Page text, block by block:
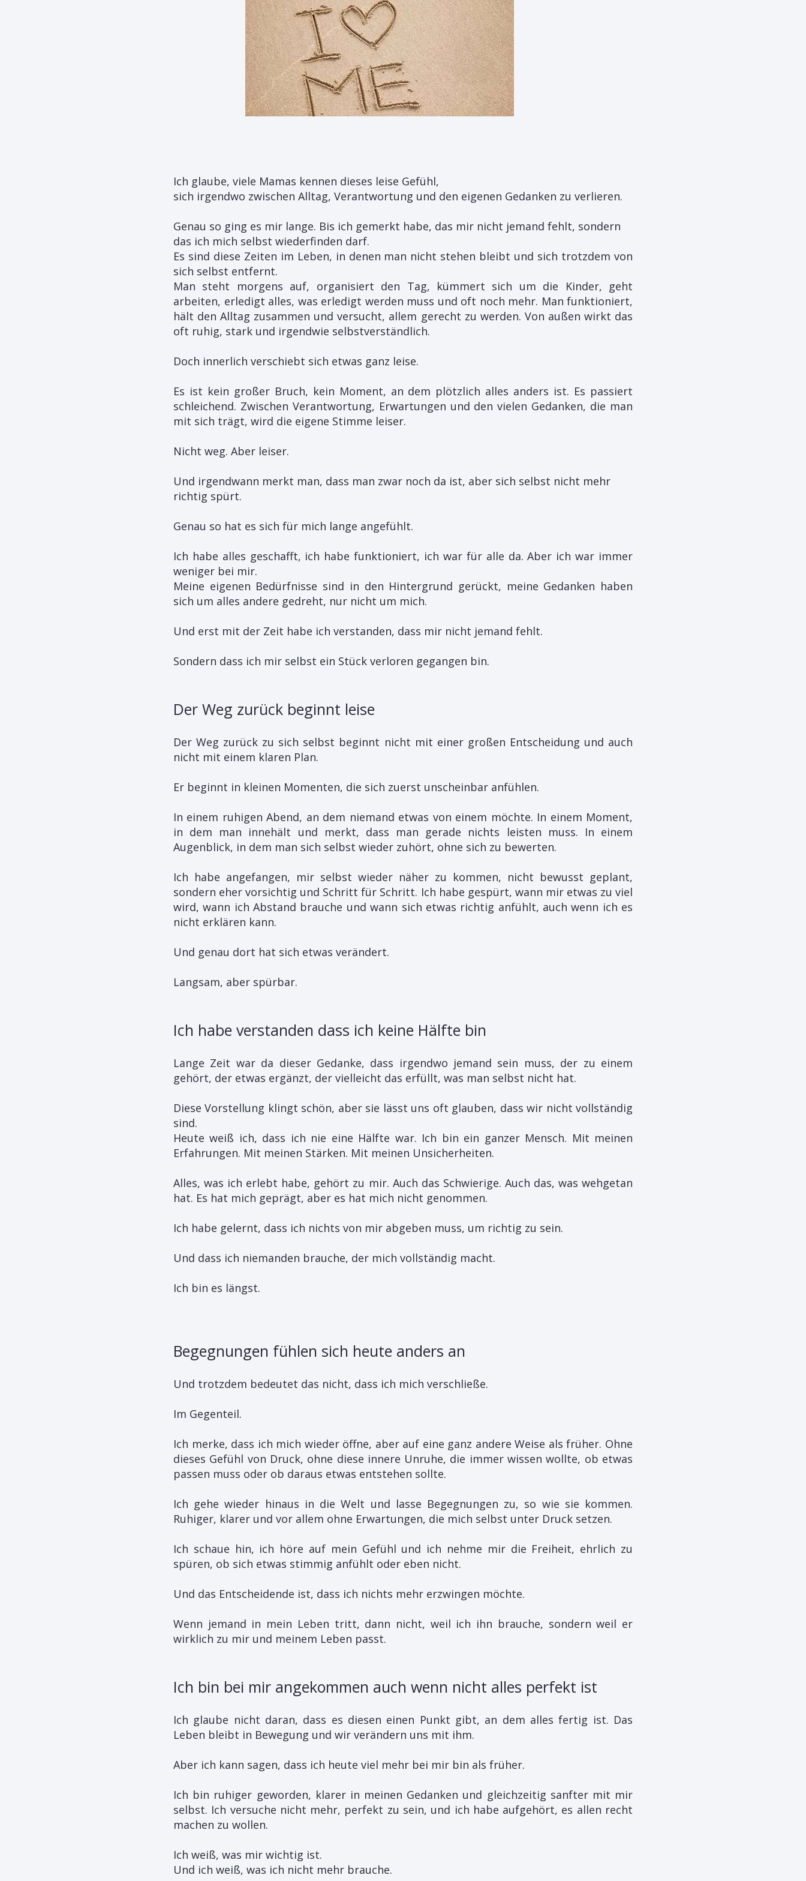
Ich glaube, viele Mamas kennen dieses leise Gefühl,
sich irgendwo zwischen Alltag, Verantwortung und den eigenen Gedanken zu verlieren.
Genau so ging es mir lange. Bis ich gemerkt habe, das mir nicht jemand fehlt, sondern
das ich mich selbst wiederfinden darf.
Es sind diese Zeiten im Leben, in denen man nicht stehen bleibt und sich trotzdem von
sich selbst entfernt.
Man steht morgens auf, organisiert den Tag, kümmert sich um die Kinder, geht
arbeiten, erledigt alles, was erledigt werden muss und oft noch mehr. Man funktioniert,
hält den Alltag zusammen und versucht, allem gerecht zu werden. Von außen wirkt das
oft ruhig, stark und irgendwie selbstverständlich.
Doch innerlich verschiebt sich etwas ganz leise.
Es ist kein großer Bruch, kein Moment, an dem plötzlich alles anders ist. Es passiert
schleichend. Zwischen Verantwortung, Erwartungen und den vielen Gedanken, die man
mit sich trägt, wird die eigene Stimme leiser.
Nicht weg. Aber leiser.
Und irgendwann merkt man, dass man zwar noch da ist, aber sich selbst nicht mehr
richtig spürt.
Genau so hat es sich für mich lange angefühlt.
Ich habe alles geschafft, ich habe funktioniert, ich war für alle da. Aber ich war immer
weniger bei mir.
Meine eigenen Bedürfnisse sind in den Hintergrund gerückt, meine Gedanken haben
sich um alles andere gedreht, nur nicht um mich.
Und erst mit der Zeit habe ich verstanden, dass mir nicht jemand fehlt.
Sondern dass ich mir selbst ein Stück verloren gegangen bin.
Der Weg zurück beginnt leise
Der Weg zurück zu sich selbst beginnt nicht mit einer großen Entscheidung und auch
nicht mit einem klaren Plan.
Er beginnt in kleinen Momenten, die sich zuerst unscheinbar anfühlen.
In einem ruhigen Abend, an dem niemand etwas von einem möchte. In einem Moment,
in dem man innehält und merkt, dass man gerade nichts leisten muss. In einem
Augenblick, in dem man sich selbst wieder zuhört, ohne sich zu bewerten.
Ich habe angefangen, mir selbst wieder näher zu kommen, nicht bewusst geplant,
sondern eher vorsichtig und Schritt für Schritt. Ich habe gespürt, wann mir etwas zu viel
wird, wann ich Abstand brauche und wann sich etwas richtig anfühlt, auch wenn ich es
nicht erklären kann.
Und genau dort hat sich etwas verändert.
Langsam, aber spürbar.
Ich habe verstanden dass ich keine Hälfte bin
Lange Zeit war da dieser Gedanke, dass irgendwo jemand sein muss, der zu einem
gehört, der etwas ergänzt, der vielleicht das erfüllt, was man selbst nicht hat.
Diese Vorstellung klingt schön, aber sie lässt uns oft glauben, dass wir nicht vollständig
sind.
Heute weiß ich, dass ich nie eine Hälfte war. Ich bin ein ganzer Mensch. Mit meinen
Erfahrungen. Mit meinen Stärken. Mit meinen Unsicherheiten.
Alles, was ich erlebt habe, gehört zu mir. Auch das Schwierige. Auch das, was wehgetan
hat. Es hat mich geprägt, aber es hat mich nicht genommen.
Ich habe gelernt, dass ich nichts von mir abgeben muss, um richtig zu sein.
Und dass ich niemanden brauche, der mich vollständig macht.
Ich bin es längst.
Begegnungen fühlen sich heute anders an
Und trotzdem bedeutet das nicht, dass ich mich verschließe.
Im Gegenteil.
Ich merke, dass ich mich wieder öffne, aber auf eine ganz andere Weise als früher. Ohne
dieses Gefühl von Druck, ohne diese innere Unruhe, die immer wissen wollte, ob etwas
passen muss oder ob daraus etwas entstehen sollte.
Ich gehe wieder hinaus in die Welt und lasse Begegnungen zu, so wie sie kommen.
Ruhiger, klarer und vor allem ohne Erwartungen, die mich selbst unter Druck setzen.
Ich schaue hin, ich höre auf mein Gefühl und ich nehme mir die Freiheit, ehrlich zu
spüren, ob sich etwas stimmig anfühlt oder eben nicht.
Und das Entscheidende ist, dass ich nichts mehr erzwingen möchte.
Wenn jemand in mein Leben tritt, dann nicht, weil ich ihn brauche, sondern weil er
wirklich zu mir und meinem Leben passt.
Ich bin bei mir angekommen auch wenn nicht alles perfekt ist
Ich glaube nicht daran, dass es diesen einen Punkt gibt, an dem alles fertig ist. Das
Leben bleibt in Bewegung und wir verändern uns mit ihm.
Aber ich kann sagen, dass ich heute viel mehr bei mir bin als früher.
Ich bin ruhiger geworden, klarer in meinen Gedanken und gleichzeitig sanfter mit mir
selbst. Ich versuche nicht mehr, perfekt zu sein, und ich habe aufgehört, es allen recht
machen zu wollen.
Ich weiß, was mir wichtig ist.
Und ich weiß, was ich nicht mehr brauche.